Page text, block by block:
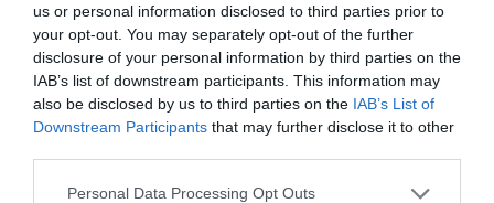
us or personal information disclosed to third parties prior to
your opt-out. You may separately opt-out of the further
disclosure of your personal information by third parties on the
IAB’s list of downstream participants. This information may
also be disclosed by us to third parties on the IAB’s List of
Downstream Participants that may further disclose it to other
Personal Data Processing Opt Outs
Compartir
Imprimir